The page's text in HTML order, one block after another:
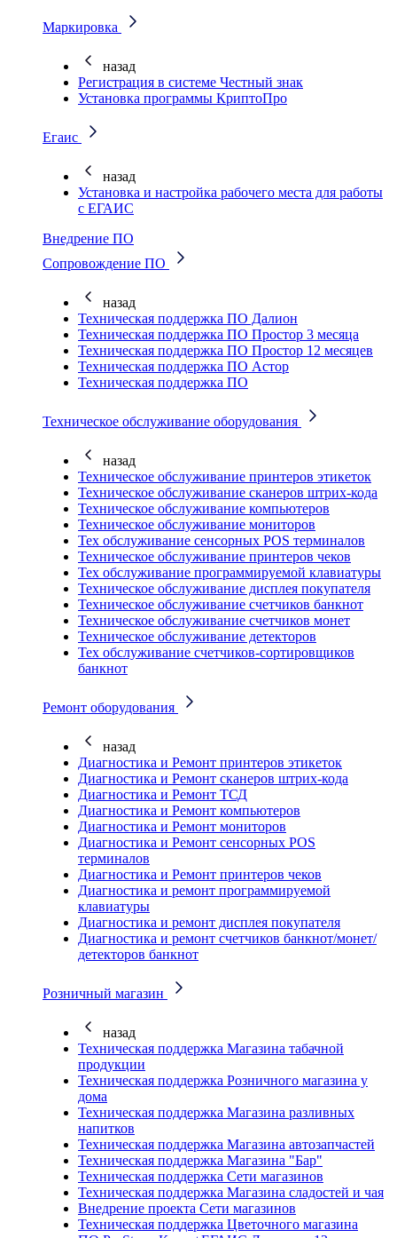
Маркировка
назад
Регистрация в системе Честный знак
Установка программы КриптоПро
Егаис
назад
Установка и настройка рабочего места для работы
с ЕГАИС
Внедрение ПО
Сопровождение ПО
назад
Техническая поддержка ПО Далион
Техническая поддержка ПО Простор 3 месяца
Техническая поддержка ПО Простор 12 месяцев
Техническая поддержка ПО Астор
Техническая поддержка ПО
Техническое обслуживание оборудования
назад
Техническое обслуживание принтеров этикеток
Техническое обслуживание сканеров штрих-кода
Техническое обслуживание компьютеров
Техническое обслуживание мониторов
Тех обслуживание сенсорных POS терминалов
Техническое обслуживание принтеров чеков
Тех обслуживание программируемой клавиатуры
Техническое обслуживание дисплея покупателя
Техническое обслуживание счетчиков банкнот
Техническое обслуживание счетчиков монет
Техническое обслуживание детекторов
Тех обслуживание счетчиков-сортировщиков
банкнот
Ремонт оборудования
назад
Диагностика и Ремонт принтеров этикеток
Диагностика и Ремонт сканеров штрих-кода
Диагностика и Ремонт ТСД
Диагностика и Ремонт компьютеров
Диагностика и Ремонт мониторов
Диагностика и Ремонт сенсорных POS
терминалов
Диагностика и Ремонт принтеров чеков
Диагностика и ремонт программируемой
клавиатуры
Диагностика и ремонт дисплея покупателя
Диагностика и ремонт счетчиков банкнот/монет/
детекторов банкнот
Розничный магазин
назад
Техническая поддержка Магазина табачной
продукции
Техническая поддержка Розничного магазина у
дома
Техническая поддержка Магазина разливных
напитков
Техническая поддержка Магазина автозапчастей
Техническая поддержка Магазина "Бар"
Техническая поддержка Сети магазинов
Техническая поддержка Магазина сладостей и чая
Внедрение проекта Сети магазинов
Техническая поддержка Цветочного магазина